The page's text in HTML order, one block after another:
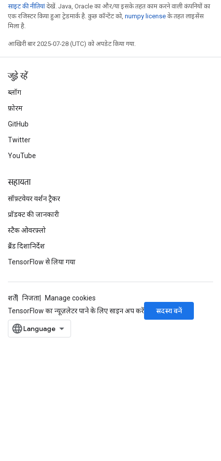
साइट की नीतियांदेखें. Java, Oracle का और/या इसके तहत काम करने वाली कंपनियों का
एक रजिस्टर किया हुआ ट्रेडमार्क है. कुछ कॉन्टेंट को, numpy license के तहत लाइसेंस
मिला है.
आखिरी बार 2025-07-28 (UTC) को अपडेट किया गया.
जुड़े रहें
ब्लॉग
फ़ोरम
GitHub
Twitter
YouTube
सहायता
सॉफ़्टवेयर वर्शन ट्रैकर
प्रॉडक्ट की जानकारी
स्टैक ओवरफ़्लो
ब्रैंड दिशानिर्देश
TensorFlow से लिया गया
शर्तें निजता
Manage cookies
TensorFlow का न्यूज़लेटर पाने के लिए साइन अप करें
सदस्य बनें